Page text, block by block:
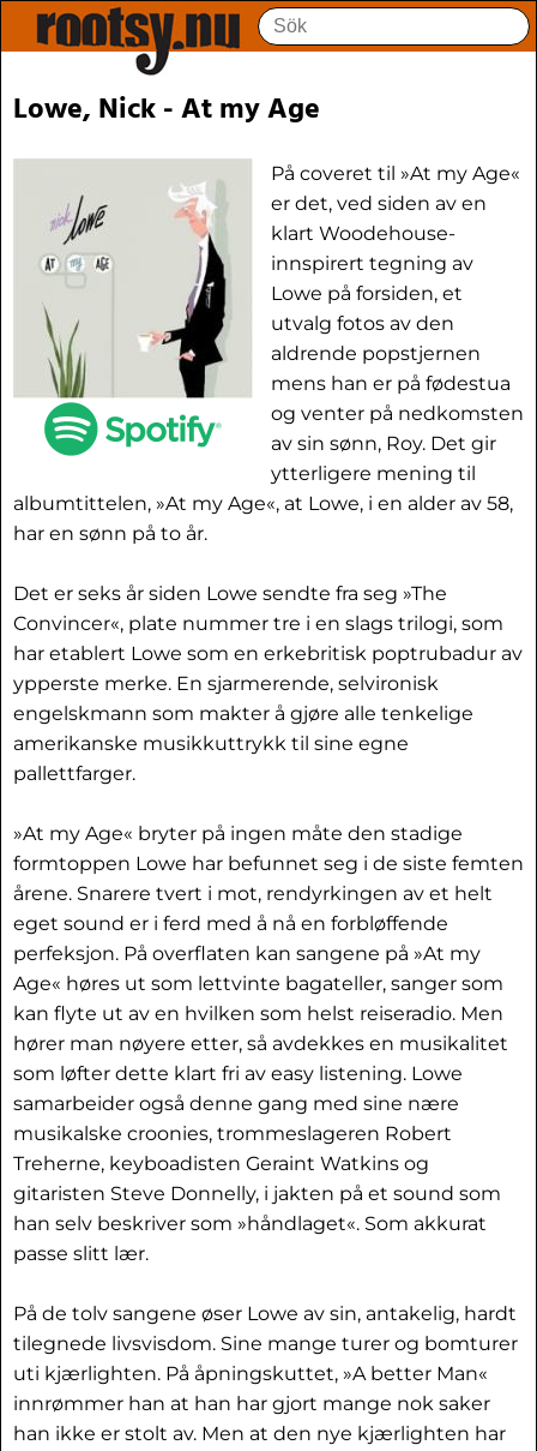
Lowe, Nick - At my Age
På coveret til »At my Age«
er det, ved siden av en
klart Woodehouse-
innspirert tegning av
Lowe på forsiden, et
utvalg fotos av den
aldrende popstjernen
mens han er på fødestua
og venter på nedkomsten
av sin sønn, Roy. Det gir
ytterligere mening til
albumtittelen, »At my Age«, at Lowe, i en alder av 58,
har en sønn på to år.
Det er seks år siden Lowe sendte fra seg »The
Convincer«, plate nummer tre i en slags trilogi, som
har etablert Lowe som en erkebritisk poptrubadur av
ypperste merke. En sjarmerende, selvironisk
engelskmann som makter å gjøre alle tenkelige
amerikanske musikkuttrykk til sine egne
pallettfarger.
»At my Age« bryter på ingen måte den stadige
formtoppen Lowe har befunnet seg i de siste femten
årene. Snarere tvert i mot, rendyrkingen av et helt
eget sound er i ferd med å nå en forbløffende
perfeksjon. På overflaten kan sangene på »At my
Age« høres ut som lettvinte bagateller, sanger som
kan flyte ut av en hvilken som helst reiseradio. Men
hører man nøyere etter, så avdekkes en musikalitet
som løfter dette klart fri av easy listening. Lowe
samarbeider også denne gang med sine nære
musikalske croonies, trommeslageren Robert
Treherne, keyboadisten Geraint Watkins og
gitaristen Steve Donnelly, i jakten på et sound som
han selv beskriver som »håndlaget«. Som akkurat
passe slitt lær.
På de tolv sangene øser Lowe av sin, antakelig, hardt
tilegnede livsvisdom. Sine mange turer og bomturer
uti kjærlighten. På åpningskuttet, »A better Man«
innrømmer han at han har gjort mange nok saker
han ikke er stolt av. Men at den nye kjærlighten har